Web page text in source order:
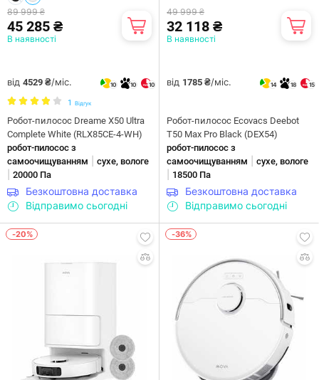
89 999 ₴
45 285 ₴
В наявності
від 4529 ₴/міс. 10 10 10
1 Відгук
Робот-пилосос Dreame X50 Ultra
Complete White (RLX85CE-4-WH)
робот-пилосос з
самоочищуванням
сухе, вологе
20000 Па
Безкоштовна доставка
Відправимо сьогодні
49 999 ₴
32 118 ₴
В наявності
від 1785 ₴/міс. 14 18 15
Робот-пилосос Ecovacs Deebot
T50 Max Pro Black (DEX54)
робот-пилосос з
самоочищуванням
сухе, вологе
18500 Па
Безкоштовна доставка
Відправимо сьогодні
-20% -36%